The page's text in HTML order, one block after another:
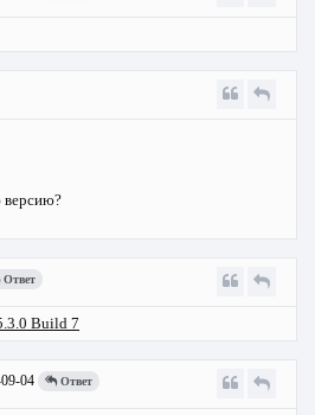
Ответ
Build 7
04 Ответ